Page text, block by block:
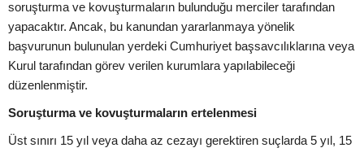
soruşturma ve kovuşturmaların bulunduğu merciler tarafından
yapacaktır. Ancak, bu kanundan yararlanmaya yönelik
başvurunun bulunulan yerdeki Cumhuriyet başsavcılıklarına veya
Kurul tarafından görev verilen kurumlara yapılabileceği
düzenlenmiştir.
Soruşturma ve kovuşturmaların ertelenmesi
Üst sınırı 15 yıl veya daha az cezayı gerektiren suçlarda 5 yıl, 15